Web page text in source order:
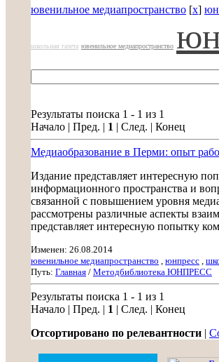
ювенильное медиапространство [x]
школьная газета ювенильное медиапространство
Результаты поиска 1 - 1 из 1
Начало | Пред. | 1 | След. | Конец
Медиаобразование в Перми: опыт
Издание представляет интересную
информационного пространства и
связанной с повышением уровня
рассмотрены различные аспекты
представляет интересную попытку
Изменен: 26.08.2014
ювенильное медиапространство , юнпресс ,
Путь: Главная / Методбиблиотека ЮНПРЕСС
Результаты поиска 1 - 1 из 1
Начало | Пред. | 1 | След. | Конец
Отсортировано по релевантности |